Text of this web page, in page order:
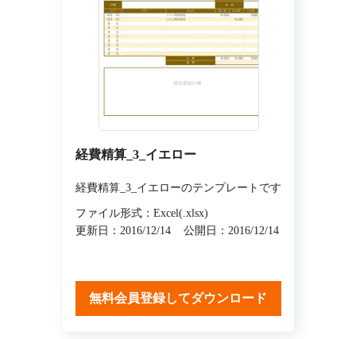
経費精算_3_イエロー
経費精算_3_イエローのテンプレートです
ファイル形式：Excel(.xlsx)
更新日：2016/12/14
公開日：2016/12/14
無料会員登録してダウンロード